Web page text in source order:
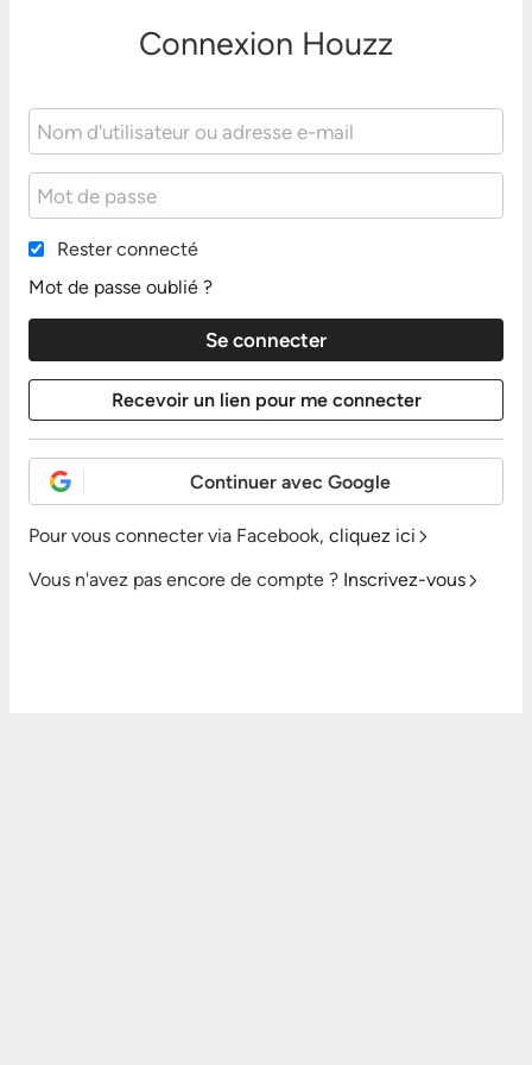
Connexion Houzz
Rester connecté
Mot de passe oublié ?
Continuer avec Google
Pour vous connecter via Facebook, cliquez ici
Vous n'avez pas encore de compte ? Inscrivez-vous